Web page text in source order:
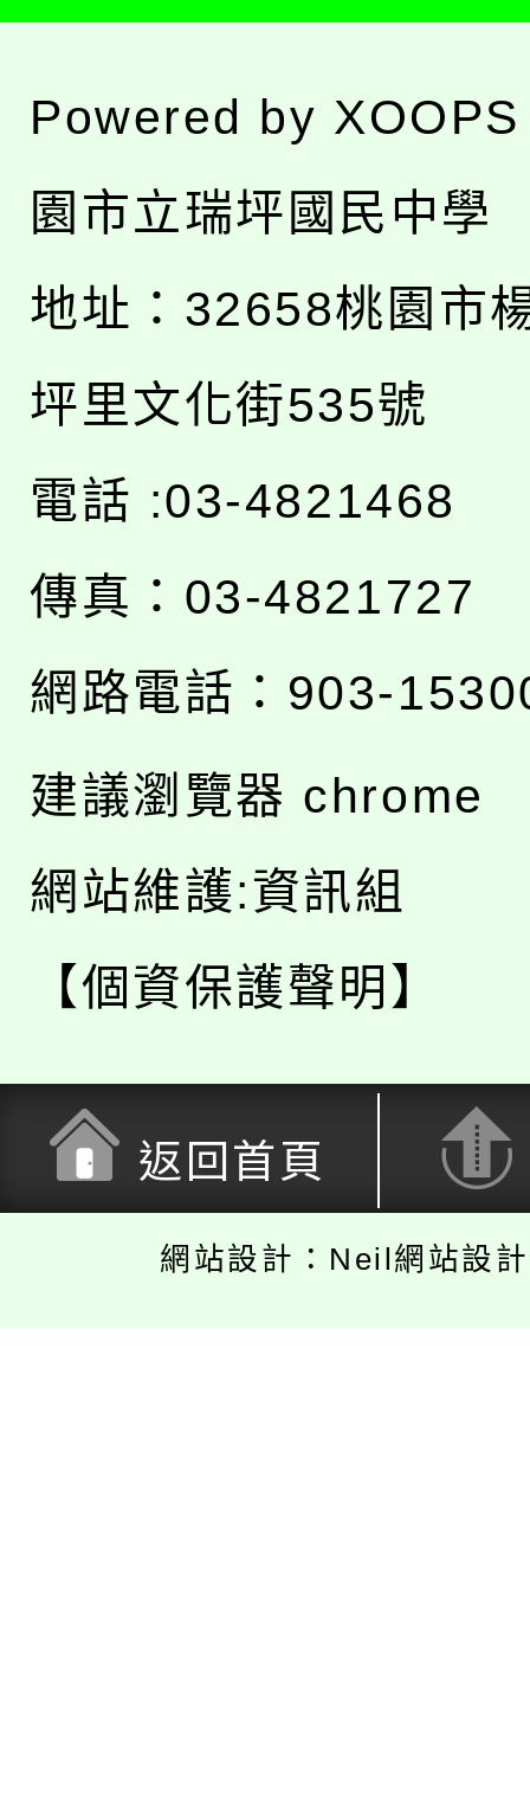
Powered by XOOPS
園市立瑞坪國民中學
地址： 32658桃園市
坪里文化街535號
電話 :03-4821468
傳真：03-4821727
網路電話：903-
建議瀏覽器 chrome
網站維護:資訊組
【個資保護聲明】
返回首頁
網站設計：Neil網站設